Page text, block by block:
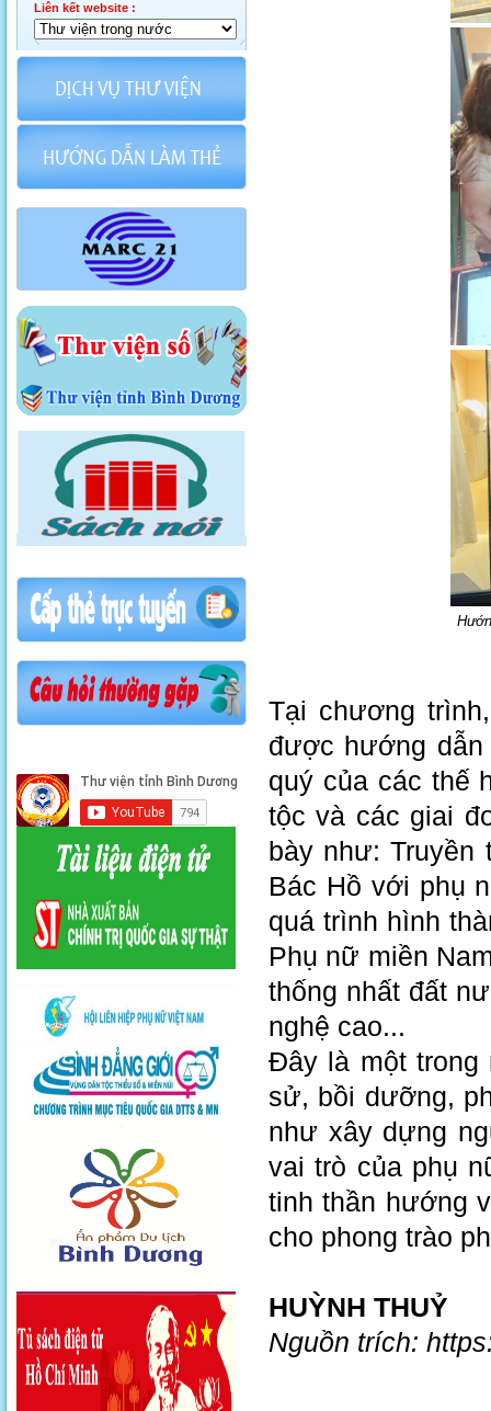
Liên kết website :
Tại chương
được hướng dẫn
quý của các thế
tộc và các giai
bày như:
Bác Hồ với phụ
quá trình hình
Phụ nữ miền
thống nhất đất
nghệ cao...
Đây là một trong
sử, bồi dưỡng,
như xây dựng
vai trò của phụ
tinh thần hướng
cho phong trào
HUỲNH THUỶ
Nguồn trích: